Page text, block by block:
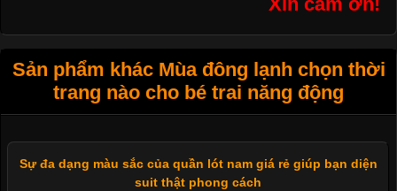
Sản phẩm khác Mùa đông lạnh chọn thời
trang nào cho bé trai năng động
Sự đa dạng màu sắc của quần lót nam giá rẻ giúp bạn diện
suit thật phong cách